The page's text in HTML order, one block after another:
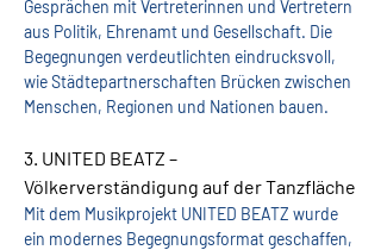
Gesprächen mit Vertreterinnen und Vertretern
aus Politik, Ehrenamt und Gesellschaft. Die
Begegnungen verdeutlichten eindrucksvoll,
wie Städtepartnerschaften Brücken zwischen
Menschen, Regionen und Nationen bauen.
3. UNITED BEATZ –
Völkerverständigung auf der Tanzfläche
Mit dem Musikprojekt UNITED BEATZ wurde
ein modernes Begegnungsformat geschaffen,